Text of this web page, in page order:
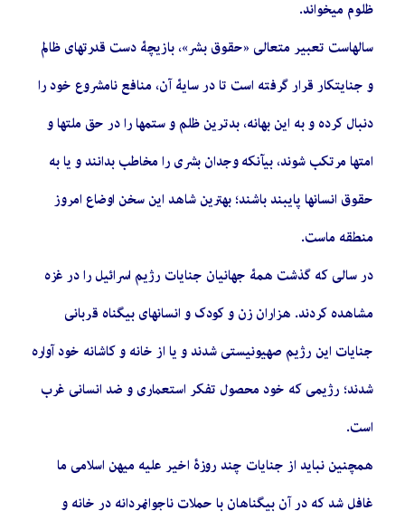
ظلوم میخواند.
سالهاست تعبیر متعالی «حقوق بشر»، بازیچۀ دست قدرتهای ظالم
و جنایتکار قرار گرفته است تا در سایۀ آن، منافع نامشروع خود را
دنبال کرده و به این بهانه، بدترین ظلم و ستمها را در حق ملتها و
امتها مرتکب شوند، بیآنکه وجدان بشری را مخاطب بدانند و یا به
حقوق انسانها پایبند باشند؛ بهترین شاهد این سخن اوضاع امروز
منطقه ماست.
در سالی که گذشت همۀ جهانیان جنایات رژیم اسرائیل را در غزه
مشاهده کردند. هزاران زن و کودک و انسانهای بیگناه قربانی
جنایات این رژیم صهیونیستی شدند و یا از خانه و کاشانه خود آواره
شدند؛ رژیمی که خود محصول تفکر استعماری و ضد انسانی غرب
است.
همچنین نباید از جنایات چند روزۀ اخیر علیه میهن اسلامی ما
غافل شد که در آن بیگناهان با حملات ناجوانمردانه در خانه و